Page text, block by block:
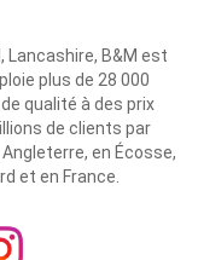
Lancashire, B&M est
plus de 28 000
qualité à des prix
de clients par
en Écosse,
et en France.